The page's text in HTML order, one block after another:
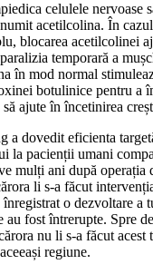
celulele nervoase
acetilcolina. În
blocarea acetilcolinei
temporară a
în mod normal
botulinice pentru a
ajute în încetinirea
a dovedit eficienta
la pacienții umani
mulți ani după operația
li s-a făcut
o dezvoltare a
fost întrerupte. Spre
nu li s-a făcut acest
regiune.